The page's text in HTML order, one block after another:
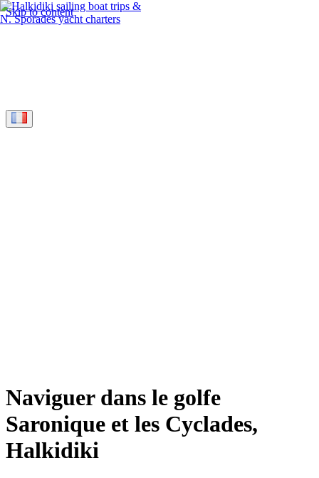
Skip to content
Naviguer dans le golfe
Saronique et les Cyclades,
Halkidiki